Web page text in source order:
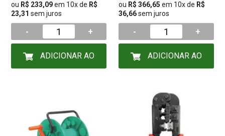
ou R$ 233,09em 10x de R$
23,31 sem juros
- +
ou R$ 366,65 em 10x de R$
36,66sem juros
- +